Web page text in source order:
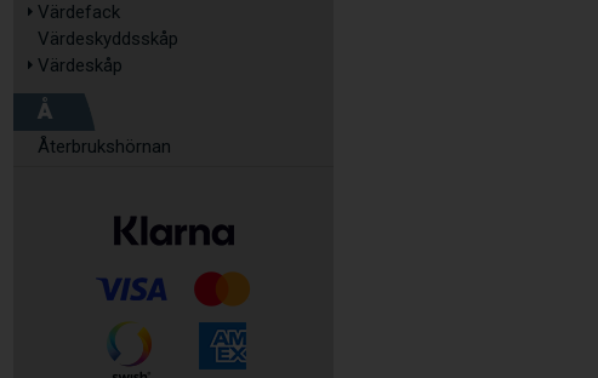
Värdefack
Värdeskyddsskåp
Värdeskåp
Å
Återbrukshörnan